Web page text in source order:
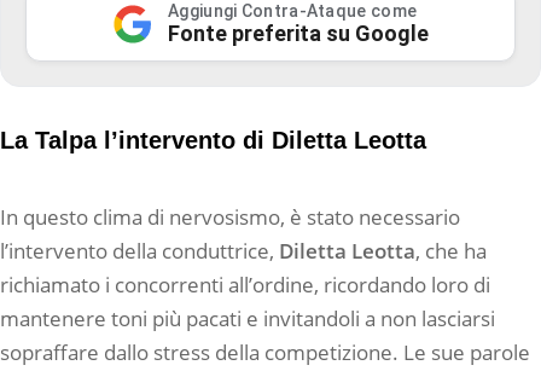
Aggiungi Contra-Ataque come
Fonte preferita su Google
La Talpa l’intervento di Diletta Leotta
In questo clima di nervosismo, è stato necessario
l’intervento della conduttrice, Diletta Leotta, che ha
richiamato i concorrenti all’ordine, ricordando loro di
mantenere toni più pacati e invitandoli a non lasciarsi
sopraffare dallo stress della competizione. Le sue parole